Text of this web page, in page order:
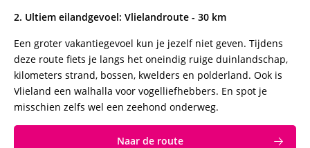
2. Ultiem eilandgevoel: Vlielandroute - 30 km
Een groter vakantiegevoel kun je jezelf niet geven. Tijdens
deze route fiets je langs het oneindig ruige duinlandschap,
kilometers strand, bossen, kwelders en polderland. Ook is
Vlieland een walhalla voor vogelliefhebbers. En spot je
misschien zelfs wel een zeehond onderweg.
Naar de route